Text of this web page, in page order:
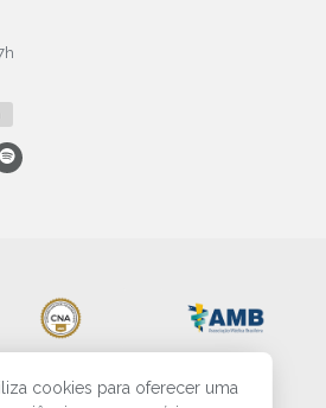
cookies para oferecer uma